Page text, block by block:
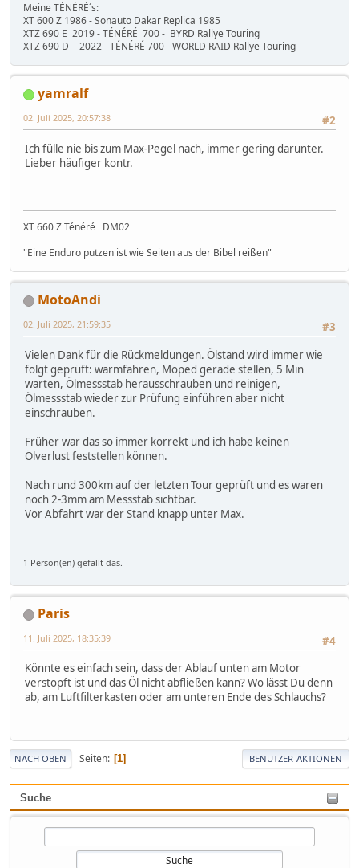
Suche
Meine TÉNÉRÉ´s:
XT 600 Z 1986 - Sonauto Dakar Replica 1985
XTZ 690 E 2019 - TÉNÉRÉ 700 - BYRD Rallye Touring
XTZ 690 D - 2022 - TÉNÉRÉ 700 - WORLD RAID Rallye Touring
yamralf
#2
02. Juli 2025, 20:57:38
Ich fülle nie bis zum Max-Pegel nach, immer gering darunter.
Lieber häufiger kontr.
XT 660 Z Ténéré DM02
"Eine Enduro putzen ist wie Seiten aus der Bibel reißen"
MotoAndi
#3
02. Juli 2025, 21:59:35
Vielen Dank für die Rückmeldungen. Ölstand wird immer wie
folgt geprüft: warmfahren, Moped gerade stellen, 5 Min
warten, Ölmessstab herausschrauben und reinigen,
Ölmessstab wieder zur Prüfung einführen aber nicht
einschrauben.
Früher war das so immer korrekt und ich habe keinen
Ölverlust feststellen können.
Nach rund 300km auf der letzten Tour geprüft und es waren
noch 2-3mm am Messstab sichtbar.
Vor Abfahrt war der Stand knapp unter Max.
1 Person(en) gefällt das.
Paris
#4
11. Juli 2025, 18:35:39
Könnte es einfach sein, dass der Ablauf unten am Motor
verstopft ist und das Öl nicht abfließen kann? Wo lässt Du denn
ab, am Luftfilterkasten oder am unteren Ende des Schlauchs?
NACH OBEN Seiten 1 BENUTZER-AKTIONEN